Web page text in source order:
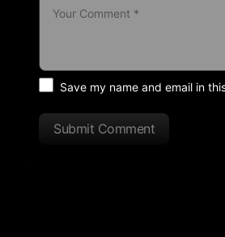
Save my name and email in
Submit Comment